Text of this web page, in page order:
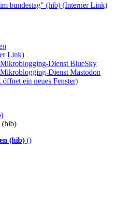
bundestag" (hib) (Interner Link)
Link)
Dienst BlueSky
Dienst Mastodon
ein neues Fenster)
(hib)
(hib) ()